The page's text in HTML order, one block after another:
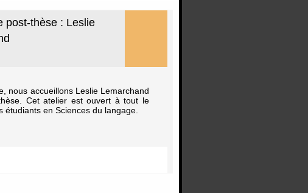
post-thèse : Leslie
nous accueillons Leslie Lemarchand
Cet atelier est ouvert à tout le
en Sciences du langage.